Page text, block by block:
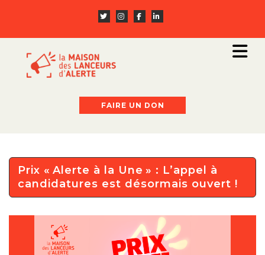
FAIRE UN DON
Prix « Alerte à la Une » : L’appel à
candidatures est désormais ouvert !